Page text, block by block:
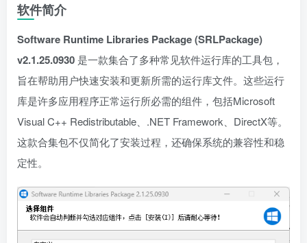
软件简介
Software Runtime Libraries Package (SRLPackage)
v2.1.25.0930 是一款集合了多种常见软件运行库的工具包，
旨在帮助用户快速安装和更新所需的运行库文件。这些运行
库是许多应用程序正常运行所必需的组件，包括Microsoft
Visual C++ Redistributable、.NET Framework、DirectX等。
这款合集包不仅简化了安装过程，还确保系统的兼容性和稳
定性。